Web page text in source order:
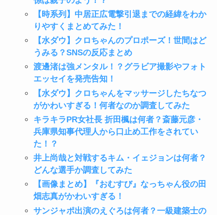
【時系列】中居正広電撃引退までの経緯をわか
りやすくまとめてみた！
【水ダウ】クロちゃんのプロポーズ！世間はど
うみる？SNSの反応まとめ
渡邊渚は強メンタル！？グラビア撮影やフォト
エッセイを発売告知！
【水ダウ】クロちゃんをマッサージしたちなつ
がかわいすぎる！何者なのか調査してみた
キラキラPR女社長 折田楓は何者？斎藤元彦・
兵庫県知事代理人から口止め工作をされてい
た！？
井上尚哉と対戦するキム・イェジョンは何者？
どんな選手か調査してみた
【画像まとめ】『おむすび』なっちゃん役の田
畑志真がかわいすぎる！
サンジャポ出演のえぐろは何者？一級建築士の